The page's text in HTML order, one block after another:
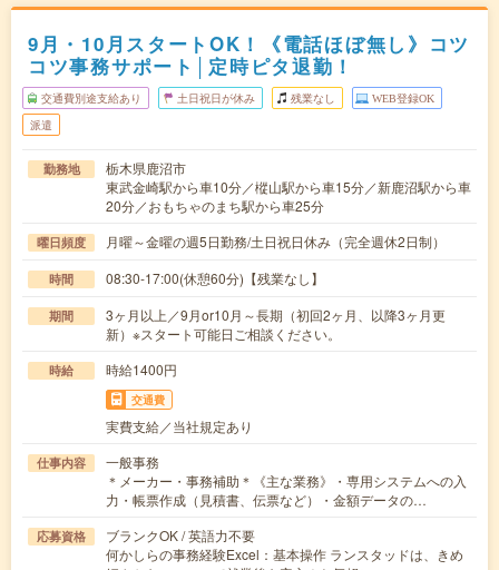
9月・10月スタートOK！《電話ほぼ無し》コツ
コツ事務サポート│定時ピタ退勤！
交通費別途支給あり 土日祝日が休み 残業なし WEB登録OK
派遣
勤務地
栃木県鹿沼市
東武金崎駅から車10分／樅山駅から車15分／新鹿沼駅から車
20分／おもちゃのまち駅から車25分
曜日頻度 月曜～金曜の週5日勤務/土日祝日休み（完全週休2日制）
時間 08:30-17:00(休憩60分)【残業なし】
期間
3ヶ月以上／9月or10月～長期（初回2ヶ月、以降3ヶ月更
新）※スタート可能日ご相談ください。
時給 時給1400円
交通費
実費支給／当社規定あり
仕事内容
一般事務
＊メーカー・事務補助＊《主な業務》・専用システムへの入
力・帳票作成（見積書、伝票など）・金額データの…
応募資格
ブランクOK / 英語力不要
何かしらの事務経験Excel：基本操作 ランスタッドは、きめ